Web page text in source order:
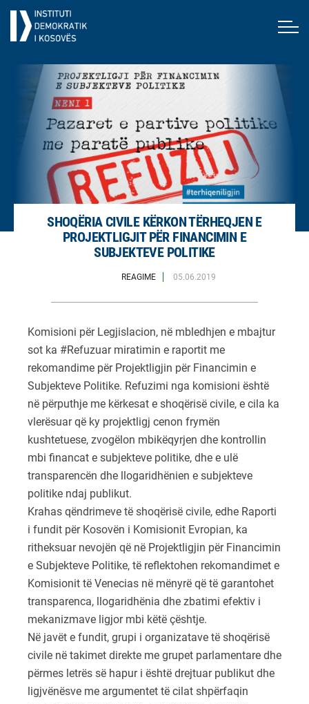
SHOQËRIA CIVILE KËRKON TËRHEQJEN E
PROJEKTLIGJIT PËR FINANCIMIN E
SUBJEKTEVE POLITIKE
REAGIME 05.06.2019
Komisioni për Legjislacion, në mbledhjen e mbajtur
sot ka #Refuzuar miratimin e raportit me
rekomandime për Projektligjin për Financimin e
Subjekteve Politike. Refuzimi nga komisioni është
në përputhje me kërkesat e shoqërisë civile, e cila ka
vlerësuar që ky projektligj cenon frymën
kushtetuese, zvogëlon mbikëqyrjen dhe kontrollin
mbi financat e subjekteve politike, dhe e ulë
transparencën dhe llogaridhënien e subjekteve
politike ndaj publikut.
Krahas qëndrimeve të shoqërisë civile, edhe Raporti
i fundit për Kosovën i Komisionit Evropian, ka
ritheksuar nevojën që në Projektligjin për Financimin
e Subjekteve Politike, të reflektohen rekomandimet e
Komisionit të Venecias në mënyrë që të garantohet
transparenca, llogaridhënia dhe zbatimi efektiv i
mekanizmave ligjor mbi këtë çështje.
Në javët e fundit, grupi i organizatave të shoqërisë
civile në takimet direkte me grupet parlamentare dhe
përmes letrës së hapur i është drejtuar publikut dhe
ligjvënësve me argumentet të cilat shpërfaqin